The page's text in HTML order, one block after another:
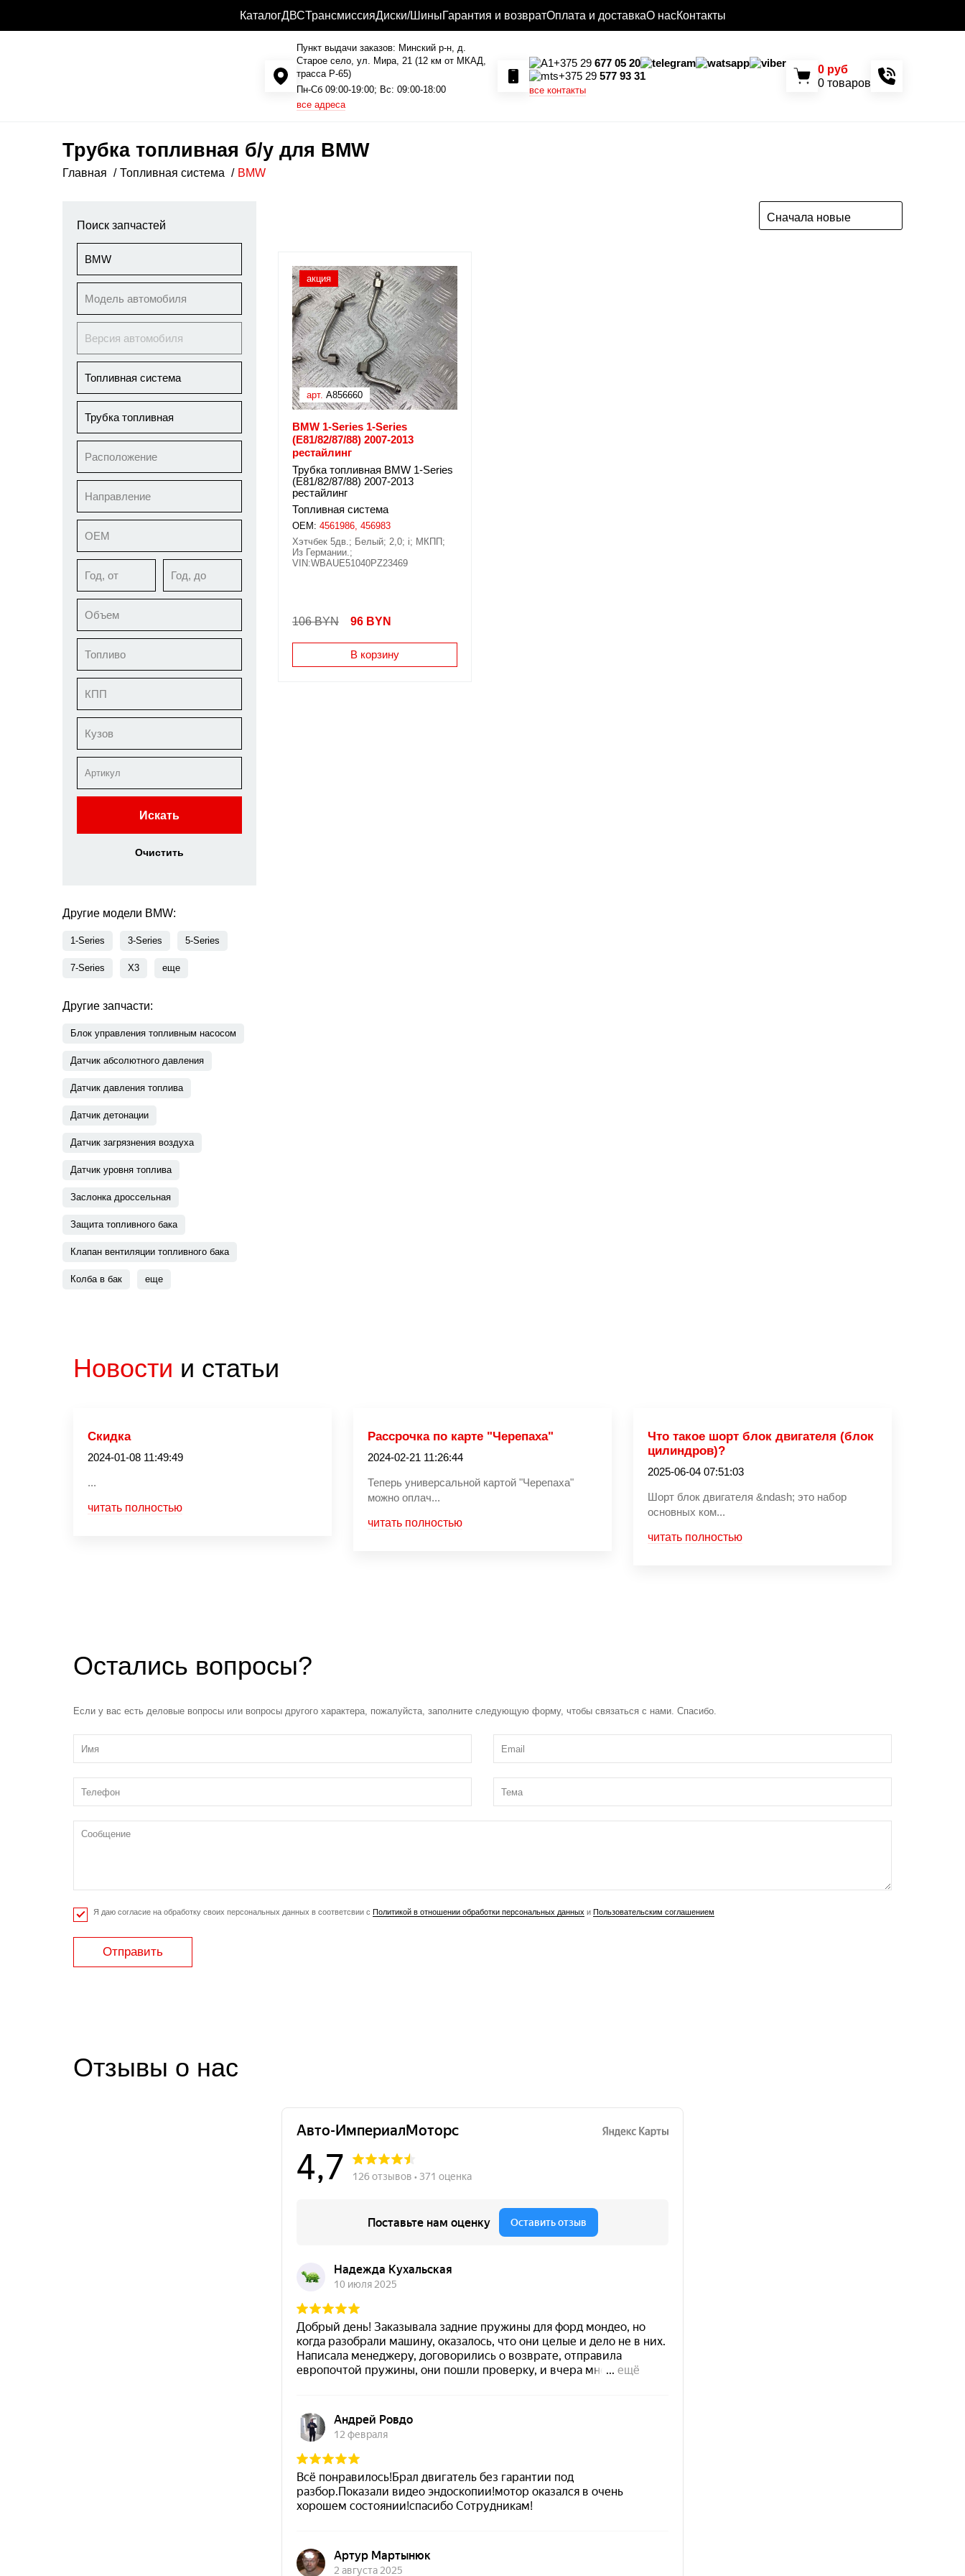
КаталогДВСТрансмиссияДиски/ШиныГарантия и возвратОплата и доставкаО насКонтакты
Пункт выдачи заказов: Минский р-н, д.
Старое село, ул. Мира, 21 (12 км от МКАД,
трасса P-65)
Пн-Сб 09:00-19:00; Вс: 09:00-18:00
все адреса
+375 29 677 05 20
+375 29 577 93 31
все контакты
0 руб
0 товаров
Трубка топливная б/у для BMW
Главная Топливная система BMW
Поиск запчастей
BMW
Модель автомобиля
Версия автомобиля
Топливная система
Трубка топливная
Расположение
Направление
ОЕМ
Год, от Год, до
Объем
Топливо
КПП
Кузов
Искать
Очистить
Другие модели BMW:
1-Series 3-Series 5-Series
7-Series X3 еще
Другие запчасти:
Блок управления топливным насосом
Датчик абсолютного давления
Датчик давления топлива
Датчик детонации
Датчик загрязнения воздуха
Датчик уровня топлива
Заслонка дроссельная
Защита топливного бака
Клапан вентиляции топливного бака
Колба в бак еще
Сначала новые
акция
арт. A856660
BMW 1-Series 1-Series
(E81/82/87/88) 2007-2013
рестайлинг
Трубка топливная BMW 1-Series
(E81/82/87/88) 2007-2013
рестайлинг
Топливная система
OEM: 4561986, 456983
Хэтчбек 5дв.; Белый; 2,0; i; МКПП;
Из Германии.;
VIN:WBAUE51040PZ23469
106 BYN 96 BYN
В корзину
Новости и статьи
Скидка
2024-01-08 11:49:49
...
читать полностью
Рассрочка по карте "Черепаха"
2024-02-21 11:26:44
Теперь универсальной картой "Черепаха"
можно оплач...
читать полностью
Что такое шорт блок двигателя (блок
цилиндров)?
2025-06-04 07:51:03
Шорт блок двигателя &ndash; это набор
основных ком...
читать полностью
Остались вопросы?
Если у вас есть деловые вопросы или вопросы другого характера, пожалуйста, заполните следующую форму, чтобы связаться с нами. Спасибо.
Я даю согласие на обработку своих персональных данных в соответсвии с Политикой в отношении обработки персональных данных и Пользовательским соглашением
Отправить
Отзывы о нас